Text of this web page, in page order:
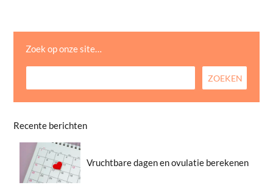
Zoek op onze site…
Recente berichten
Vruchtbare dagen en ovulatie berekenen